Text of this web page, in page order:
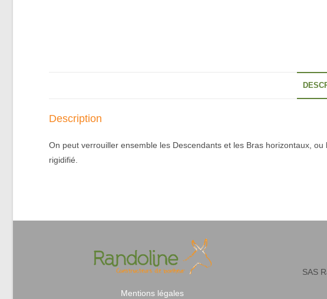
Description
On peut verrouiller ensemble les Descendants et les Bras horizontaux,
rigidifié.
Mentions légales
SAS